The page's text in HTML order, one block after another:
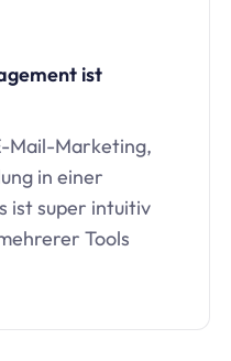
ist
Mail-Marketing,
in einer
ist super intuitiv
Tools